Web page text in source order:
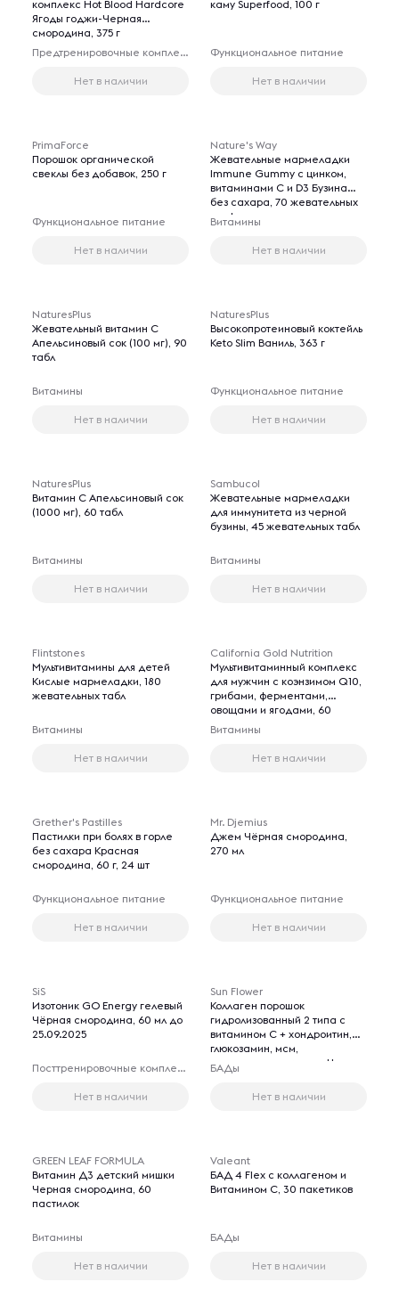
комплекс Hot Blood Hardcore
Ягоды годжи-Черная
смородина, 375 г
Предтренировочные комплексы
Нет в наличии
каму Superfood, 100 г
Функциональное питание
Нет в наличии
PrimaForce
Порошок органической
свеклы без добавок, 250 г
Функциональное питание
Нет в наличии
Nature's Way
Жевательные мармеладки
Immune Gummy с цинком,
витаминами C и D3 Бузина
без сахара, 70 жевательных
конфет
Витамины
Нет в наличии
NaturesPlus
Жевательный витамин C
Апельсиновый сок (100 мг), 90
табл
Витамины
Нет в наличии
NaturesPlus
Высокопротеиновый коктейль
Keto Slim Ваниль, 363 г
Функциональное питание
Нет в наличии
NaturesPlus
Витамин C Апельсиновый сок
(1000 мг), 60 табл
Витамины
Нет в наличии
Sambucol
Жевательные мармеладки
для иммунитета из черной
бузины, 45 жевательных табл
Витамины
Нет в наличии
Flintstones
Мультивитамины для детей
Кислые мармеладки, 180
жевательных табл
Витамины
Нет в наличии
California Gold Nutrition
Мультивитаминный комплекс
для мужчин с коэнзимом Q10,
грибами, ферментами,
овощами и ягодами, 60
веганских капсул
Витамины
Нет в наличии
Grether's Pastilles
Пастилки при болях в горле
без сахара Красная
смородина, 60 г, 24 шт
Функциональное питание
Нет в наличии
Mr. Djemius
Джем Чёрная смородина,
270 мл
Функциональное питание
Нет в наличии
SiS
Изотоник GO Energy гелевый
Чёрная смородина, 60 мл до
25.09.2025
Посттренировочные комплексы
Нет в наличии
Sun Flower
Коллаген порошок
гидролизованный 2 типа с
витамином C + хондроитин,
глюкозамин, мсм,
гиалуроновая кислота Черная
смородина, 240 г
БАДы
Нет в наличии
GREEN LEAF FORMULA
Витамин Д3 детский мишки
Черная смородина, 60
пастилок
Витамины
Нет в наличии
Valeant
БАД 4 Flex с коллагеном и
Витамином С, 30 пакетиков
БАДы
Нет в наличии